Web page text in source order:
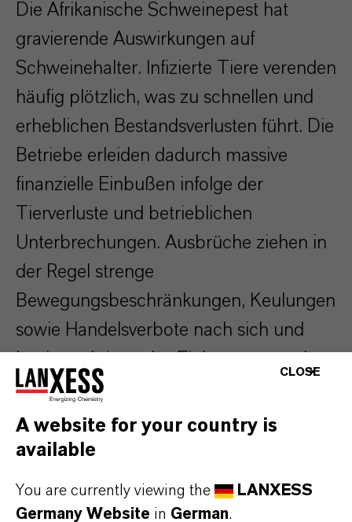
Die Afrikanische Schweinepest hat
gravierende Auswirkungen auf
Schweinehalter. Infizierte Tiere verenden
häufig plötzlich, was zu schnellen und
erheblichen Bestandsverlusten führt. Die
Betriebe erleiden dadurch massive
finanzielle Einbußen infolge der
Tierverluste und betrieblichen
Unterbrechungen. Ausbrüche ziehen in
der Regel strenge
Bewegungsbeschränkungen, Keulungen
sowie Handelsverbote nach sich und
den laufenden Betrieb der Höfe
zusätzlich.
Die wirksame Vorbeugung der
CLOSE
A website for your country is
available
You are currently viewing the
LANXESS
Germany Website in German.